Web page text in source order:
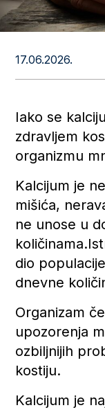
17.06.2026.
Iako se
zdravljem
organizmu
Kalcijum je
mišića,
ne unose u
dio
dnevne
Organizam
upozorenja
ozbiljnijih
kostiju.
Kalcijum je